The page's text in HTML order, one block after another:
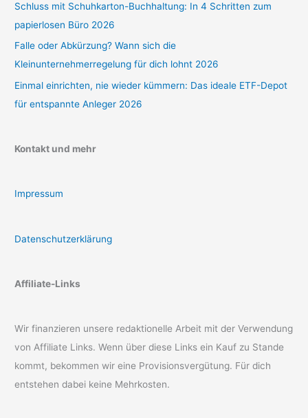
Schluss mit Schuhkarton-Buchhaltung: In 4 Schritten zum
papierlosen Büro 2026
Falle oder Abkürzung? Wann sich die
Kleinunternehmerregelung für dich lohnt 2026
Einmal einrichten, nie wieder kümmern: Das ideale ETF-Depot
für entspannte Anleger 2026
Kontakt und mehr
Impressum
Datenschutzerklärung
Affiliate-Links
Wir finanzieren unsere redaktionelle Arbeit mit der Verwendung
von Affiliate Links. Wenn über diese Links ein Kauf zu Stande
kommt, bekommen wir eine Provisionsvergütung. Für dich
entstehen dabei keine Mehrkosten.